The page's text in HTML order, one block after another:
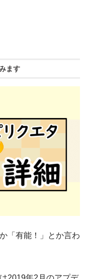
ます
「有能！」とか言わ